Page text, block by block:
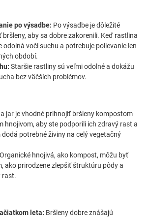
po výsadbe: Po výsadbe je dôležité
bršleny, aby sa dobre zakorenili. Keď rastlina
odolná voči suchu a potrebuje polievanie len
období.
Staršie rastliny sú veľmi odolné a dokážu
bez väčších problémov.
jar je vhodné prihnojiť bršleny kompostom
hnojivom, aby ste podporili ich zdravý rast a
potrebné živiny na celý vegetačný
Organické hnojivá, ako kompost, môžu byť
ako prirodzene zlepšiť štruktúru pôdy a
rast.
leta: Bršleny dobre znášajú